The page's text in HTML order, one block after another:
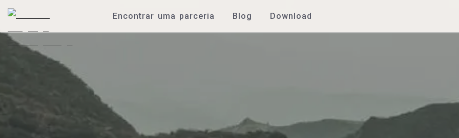
Encontrar uma parceria Blog Download